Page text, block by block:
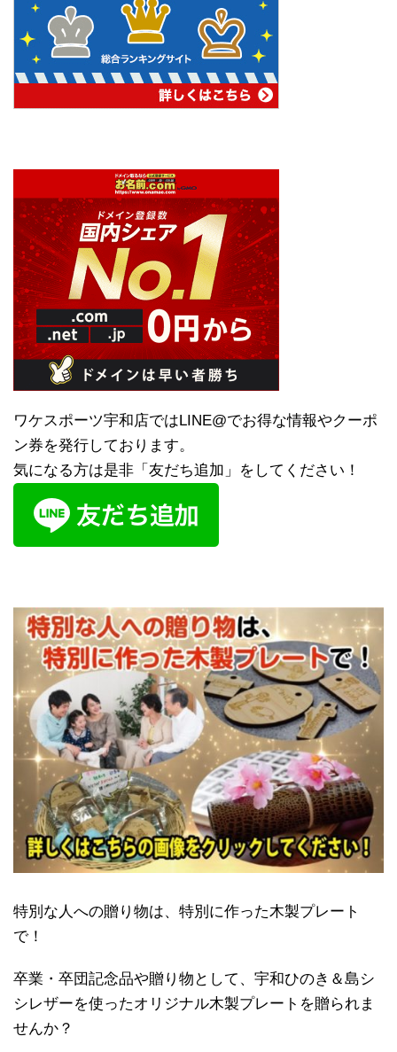
ワケスポーツ宇和店ではLINE@でお得な情報やクーポ
ン券を発行しております。
気になる方は是非「友だち追加」をしてください！
特別な人への贈り物は、特別に作った木製プレート
で！
卒業・卒団記念品や贈り物として、宇和ひのき＆島シ
シレザーを使ったオリジナル木製プレートを贈られま
せんか？